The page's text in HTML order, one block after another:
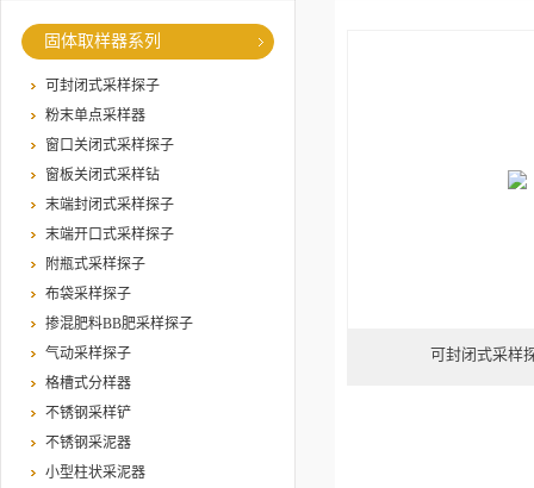
固体取样器系列
可封闭式采样探子
粉末单点采样器
窗口关闭式采样探子
窗板关闭式采样钻
末端封闭式采样探子
末端开口式采样探子
附瓶式采样探子
布袋采样探子
掺混肥料BB肥采样探子
气动采样探子
格槽式分样器
不锈钢采样铲
不锈钢采泥器
小型柱状采泥器
可封闭式采样